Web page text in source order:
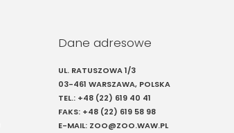
Dane adresowe
UL. RATUSZOWA 1/3
03-461 WARSZAWA, POLSKA
TEL.: +48 (22) 619 40 41
FAKS: +48 (22) 619 58 98
E-MAIL: ZOO@ZOO.WAW.PL